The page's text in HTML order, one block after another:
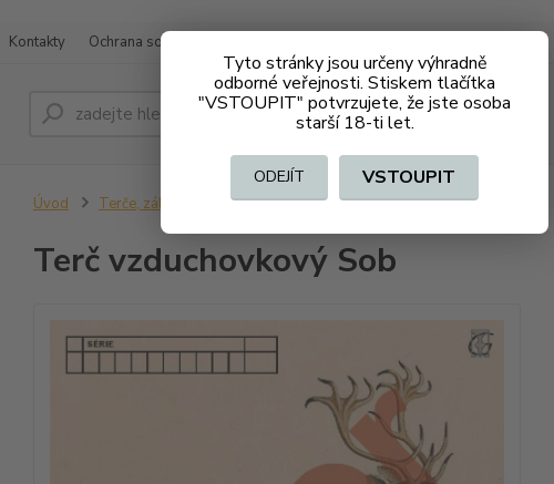
Tyto stránky jsou určeny výhradně
odborné veřejnosti. Stiskem tlačítka
"VSTOUPIT" potvrzujete, že jste osoba
starší 18-ti let.
ODEJÍT VSTOUPIT
Kontakty Ochrana soukromí
Hledat
Úvod Terče, zálepky, střelnice Terč vzduchovkový Sob
Terč vzduchovkový Sob